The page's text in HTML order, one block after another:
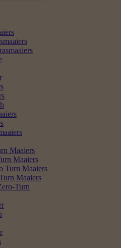
Maaiers
Maaiers
Turn Maaiers
Maaiers
Turn